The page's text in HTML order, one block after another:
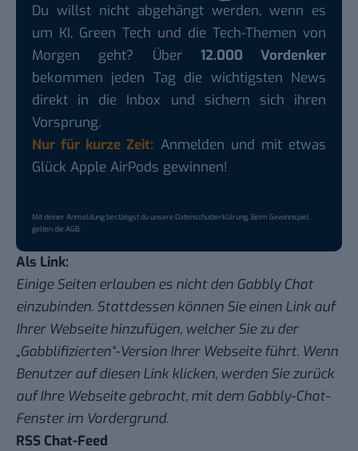
Du willst nicht abgehängt werden, wenn es
um KI, Green Tech und die Tech-Themen von
Morgen geht? Über 12.000 Vordenker
bekommen jeden Tag die wichtigsten News
direkt in die Inbox und sichern sich ihren
Vorsprung.
Nur für kurze Zeit: Anmelden und mit etwas
Glück Apple AirPods gewinnen!
Mit deiner Anmeldung bestätigst du unsereDatenschutzerklärung. Beim Gewinnspiel
gelten dieAGB.
Als Link:
Einige Seiten erlauben es nicht den Gabbly Chat
einzubinden. Stattdessen können Sie einen Link auf
Ihrer Webseite hinzufügen, welcher Sie zu der
„Gabblifizierten“-Version Ihrer Webseite führt. Wenn
Benutzer auf diesen Link klicken, werden Sie zurück
auf Ihre Webseite gebracht, mit dem Gabbly-Chat-
Fenster im Vordergrund.
RSS Chat-Feed